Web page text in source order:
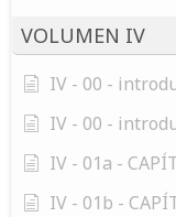
VOLUMEN IV
IV - 00 -
IV - 00 -
IV - 01a -
IV - 01b -